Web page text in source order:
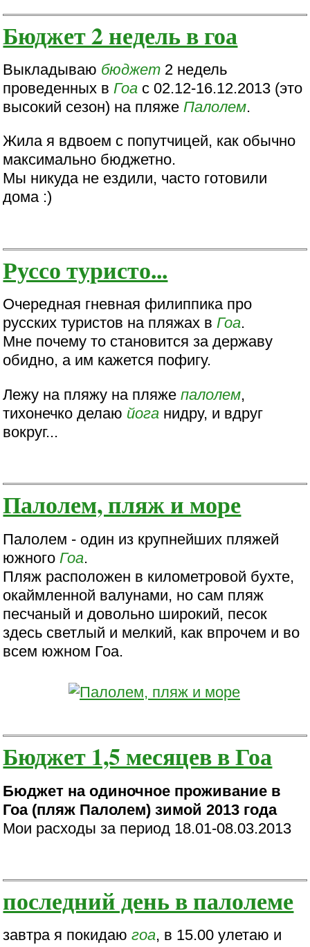
Бюджет 2 недель в гоа
Выкладываю бюджет 2 недель
проведенных вГоа с 02.12-16.12.2013 (это
высокий сезон) на пляжеПалолем.
Жила я вдвоем с попутчицей, как обычно
максимально бюджетно.
Мы никуда не ездили, часто готовили
дома :)
Руссо туристо...
Очередная гневная филиппика про
русских туристов на пляжах вГоа.
Мне почему то становится за державу
обидно, а им кажется пофигу.
Лежу на пляжу на пляжепалолем,
тихонечко делаю йога нидру, и вдруг
вокруг...
Палолем, пляж и море
Палолем - один из крупнейших пляжей
южного Гоа.
Пляж расположен в километровой бухте,
окаймленной валунами, но сам пляж
песчаный и довольно широкий, песок
здесь светлый и мелкий, как впрочем и во
всем южном Гоа.
Бюджет 1,5 месяцев в Гоа
Бюджет на одиночное проживание в
Гоа (пляж Палолем) зимой 2013 года
Мои расходы за период 18.01-08.03.2013
последний день в палолеме
завтра я покидаюгоа, в 15.00 улетаю и